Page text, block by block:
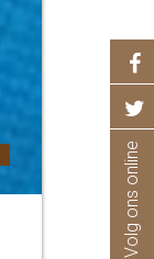
Volg ons online